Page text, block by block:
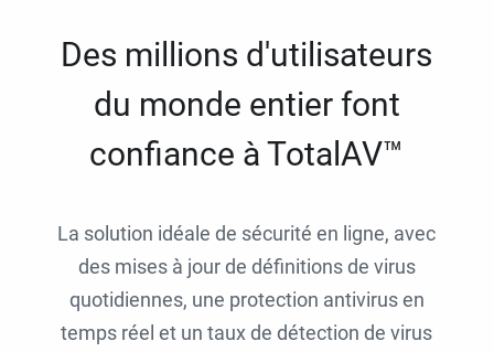
Des millions d'utilisateurs
du monde entier font
confiance à TotalAV™
La solution idéale de sécurité en ligne, avec
des mises à jour de définitions de virus
quotidiennes, une protection antivirus en
temps réel et un taux de détection de virus